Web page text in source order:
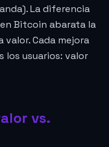
La diferencia
Bitcoin abarata la
valor. Cada mejora
los usuarios: valor
vs.